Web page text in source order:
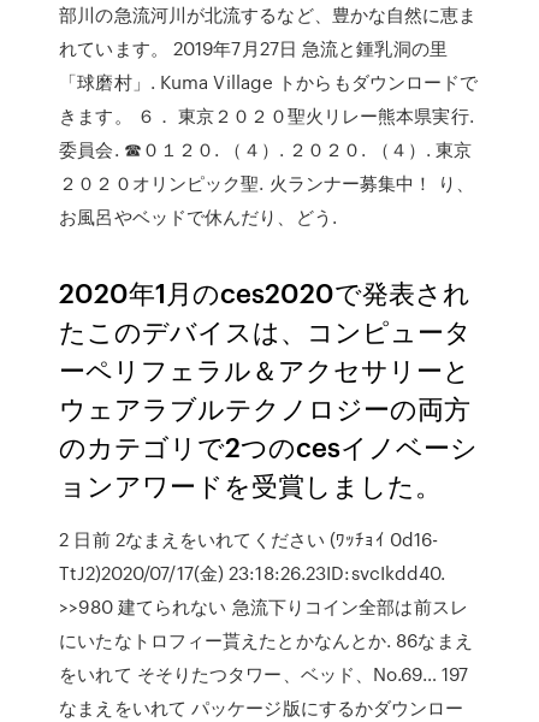
部川の急流河川が北流するなど、豊かな自然に恵ま
れています。 2019年7月27日 急流と鍾乳洞の里
「球磨村」. Kuma Village トからもダウンロードで
きます。 ６． 東京２０２０聖火リレー熊本県実行.
委員会. ☎０１２０. （４）. ２０２０. （４）. 東京
２０２０オリンピック聖. 火ランナー募集中！ り、
お風呂やベッドで休んだり、どう.
2020年1月のces2020で発表され
たこのデバイスは、コンピュータ
ーペリフェラル＆アクセサリーと
ウェアラブルテクノロジーの両方
のカテゴリで2つのcesイノベーシ
ョンアワードを受賞しました。
2 日前 2なまえをいれてください (ﾜｯﾁｮｲ 0d16-
TtJ2)2020/07/17(金) 23:18:26.23ID:svcIkdd40.
>>980 建てられない 急流下りコイン全部は前スレ
にいたなトロフィー貰えたとかなんとか. 86なまえ
をいれて そそりたつタワー、ベッド、No.69… 197
なまえをいれて パッケージ版にするかダウンロー